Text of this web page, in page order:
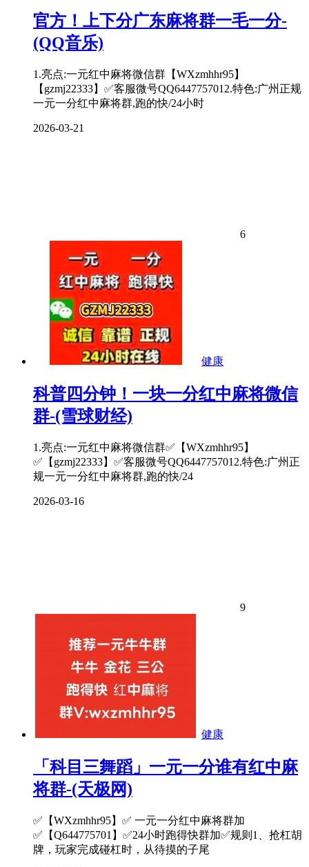
官方！上下分广东麻将群一毛一分-
(QQ音乐)
1.亮点:一元红中麻将微信群【WXzmhhr95】
【gzmj22333】✅客服微号QQ6447757012.特色:广州正规
一元一分红中麻将群,跑的快/24小时
2026-03-21
6
健康
科普四分钟！一块一分红中麻将微信
群-(雪球财经)
1.亮点:一元红中麻将微信群✅【WXzmhhr95】
✅【gzmj22333】✅客服微号QQ6447757012.特色:广州正
规一元一分红中麻将群,跑的快/24
2026-03-16
9
健康
「科目三舞蹈」一元一分谁有红中麻
将群-(天极网)
✅【WXzmhhr95】✅ 一元一分红中麻将群加
✅【Q644775701】✅24小时跑得快群加✅规则1、抢杠胡
牌，玩家完成碰杠时，从待摸的子尾